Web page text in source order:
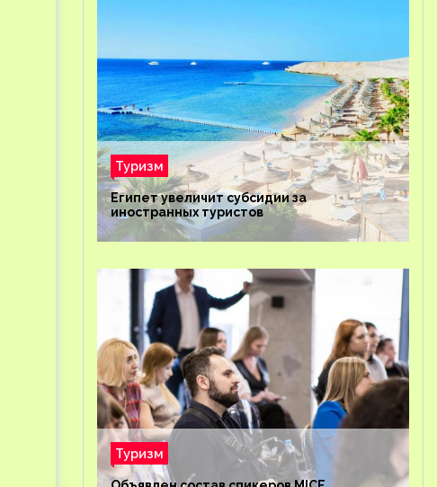
Туризм
Египет увеличит субсидии за
иностранных туристов
Туризм